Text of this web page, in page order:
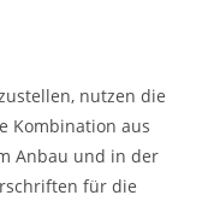
nutzen die
Kombination aus
Anbau und in der
für die